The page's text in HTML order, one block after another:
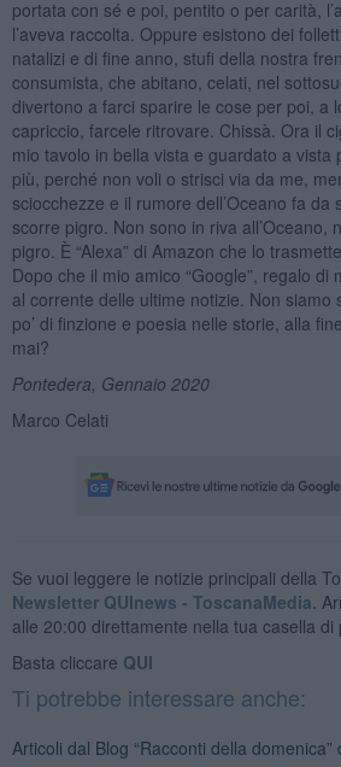
portata con sé e poi, pentito o per carità,
l’aveva raccolta. Oppure esistono dei
natalizi e di fine anno, stufi della nostra
consumista, che abitano, celati, nel
divertono a farci sparire le cose per poi, a
capriccio, farcele ritrovare. Chissà. Ora il
mio tavolo in bella vista e guardato a vista
più, perché non voli o strisci via da me,
sciocchezze e il rumore dell’Oceano fa da
scorre pigro. Non sono in riva all’Oceano,
pigro. È “Alexa” di Amazon che lo
Dopo che il mio amico “Google”, regalo di
al corrente delle ultime notizie. Non siamo
po’ di finzione e poesia nelle storie, alla
mai?
Pontedera, Gennaio 2020
Marco Celati
Se vuoi leggere le notizie principali della
Newsletter QUInews - ToscanaMedia.
alle 20:00 direttamente nella tua casella di
Basta cliccare QUI
Ti potrebbe interessare anche:
Articoli dal Blog “Racconti della domenica”